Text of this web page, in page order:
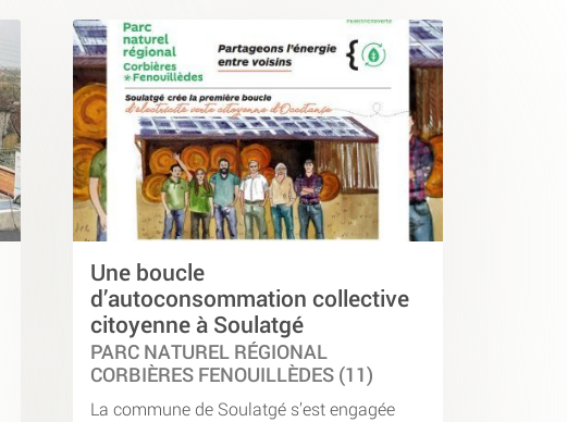
Une boucle
d’autoconsommation collective
citoyenne à Soulatgé
PARC NATUREL RÉGIONAL
CORBIÈRES FENOUILLÈDES (11)
La commune de Soulatgé s’est engagée